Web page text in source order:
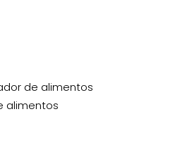
de alimentos
alimentos